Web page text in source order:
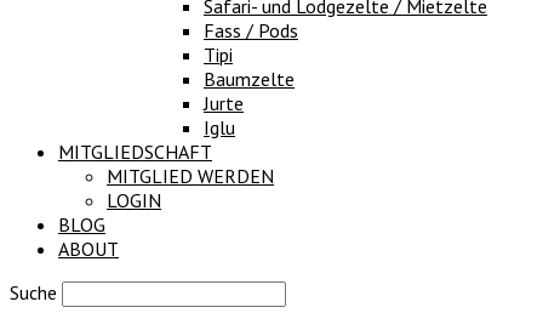
Safari- und Lodgezelte / Mietzelte
Fass / Pods
Tipi
Baumzelte
Jurte
Iglu
MITGLIEDSCHAFT
MITGLIED WERDEN
LOGIN
BLOG
ABOUT
Suche